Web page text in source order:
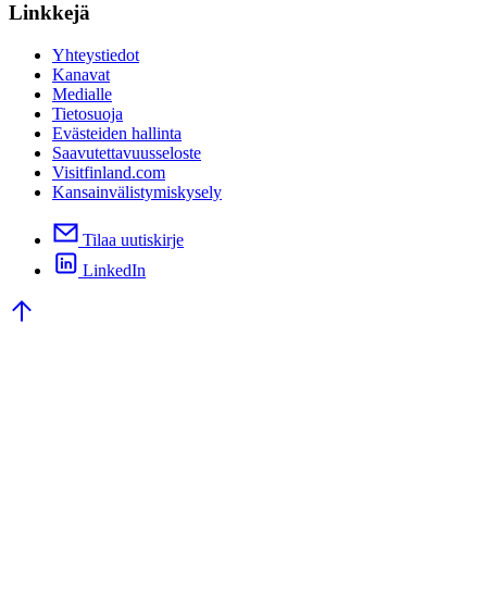
Linkkejä
Yhteystiedot
Kanavat
Medialle
Tietosuoja
Evästeiden hallinta
Saavutettavuusseloste
Visitfinland.com
Kansainvälistymiskysely
Tilaa uutiskirje
LinkedIn